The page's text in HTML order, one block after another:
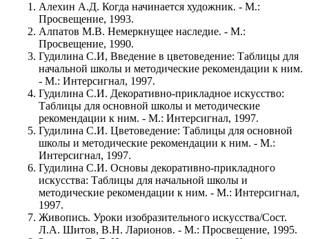
Алехин А.Д. Когда начинается художник. - М.:
Просвещение, 1993.
Алпатов М.В. Немеркнущее наследие. - М.:
Просвещение, 1990.
Гудилина С.И, Введение в цветоведение: Таблицы для
начальной школы и методические рекомендации к ним.
- М.: Интерсигнал, 1997.
Гудилина С.И. Декоративно-прикладное искусство:
Таблицы для основной школы и методические
рекомендации к ним. - М.: Интерсигнал, 1997.
Гудилина С.И. Цветоведение: Таблицы для основной
школы и методические рекомендации к ним. - М.:
Интерсигнал, 1997.
Гудилина С.И. Основы декоративно-прикладного
искусства: Таблицы для начальной школы и
методические рекомендации к ним. - М.: Интерсигнал,
1997.
Живопись. Уроки изобразительного искусства/Сост.
Л.А. Шитов, В.Н. Ларионов. - М.: Просвещение, 1995.